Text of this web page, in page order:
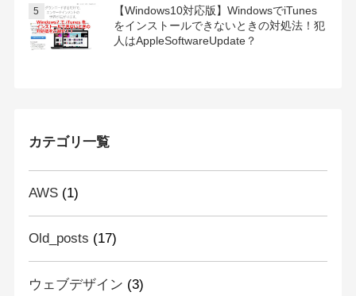
【Windows10対応版】WindowsでiTunes
をインストールできないときの対処法！犯
人はAppleSoftwareUpdate？
カテゴリ一覧
AWS(1)
Old_posts (17)
ウェブデザイン (3)